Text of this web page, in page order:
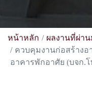
หน้าหลัก
ผลงานที่ผ่าน
ควบคุมงานก่อสร้างอ
อาคารพักอาศัย (บจก.